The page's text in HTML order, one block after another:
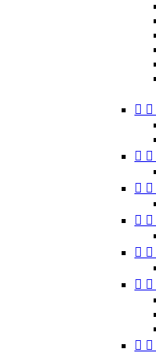
 
 
 
 
 
 
 